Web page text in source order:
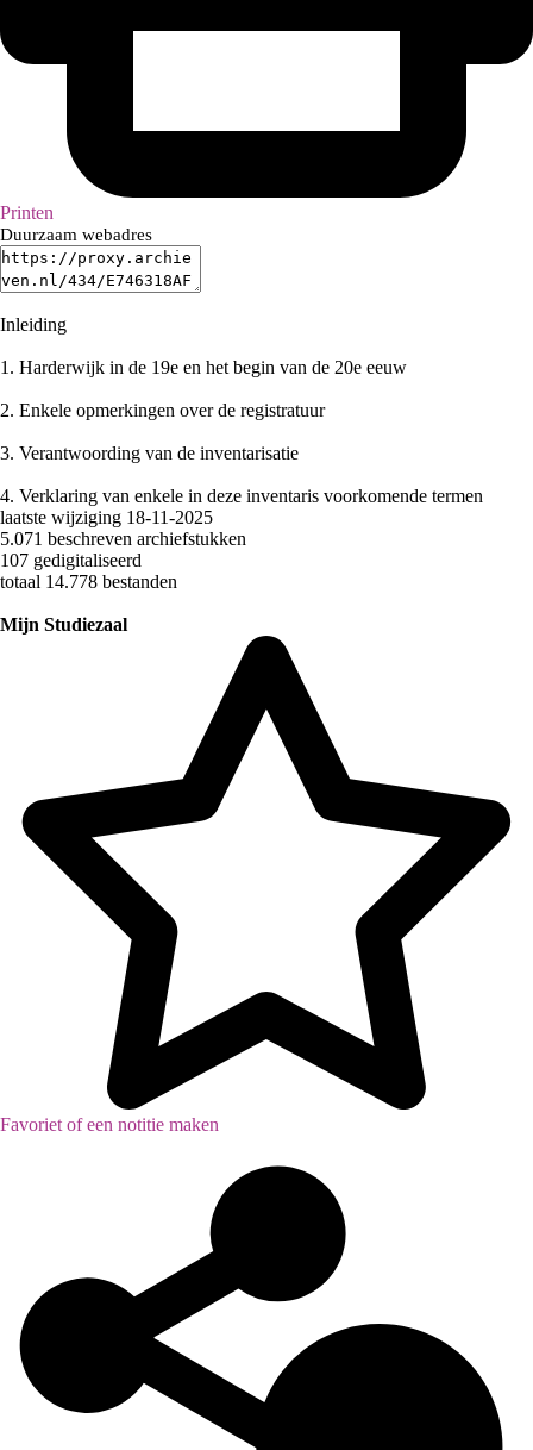
Printen
Duurzaam webadres
Inleiding
1. Harderwijk in de 19e en het begin van de 20e eeuw
2. Enkele opmerkingen over de registratuur
3. Verantwoording van de inventarisatie
4. Verklaring van enkele in deze inventaris voorkomende termen
laatste wijziging 18-11-2025
5.071 beschreven archiefstukken
107 gedigitaliseerd
totaal 14.778 bestanden
Mijn Studiezaal
Favoriet of een notitie maken